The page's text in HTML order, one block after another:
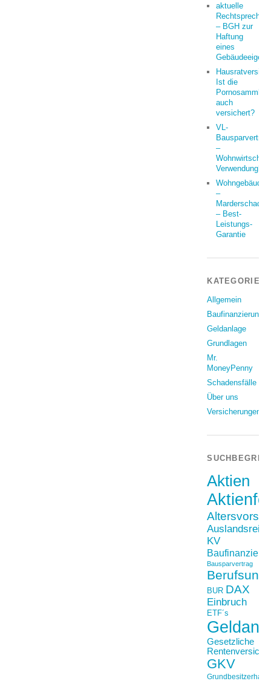
aktuelle
– BGH zur
Haftung
eines
Ist die
auch
versichert?
VL-
Bausparvertrag
–
Verwendung?
Wohngebäude
–
Marderschaden
– Best-
Leistungs-
Garantie
KATEGORIEN
Allgemein
Baufinanzierung
Geldanlage
Grundlagen
Mr.
MoneyPenny
Schadensfälle
Über uns
Versicherungen
Aktien
Auslandsreise
KV
Bausparvertrag
BUR DAX
Einbruch
ETF´s
Gesetzliche
GKV